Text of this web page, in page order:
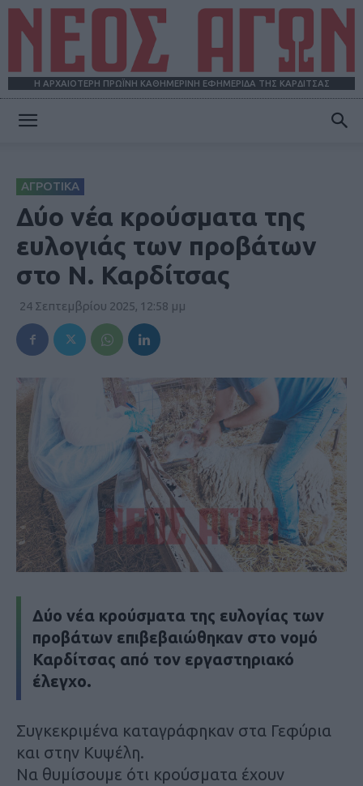
Η ΑΡΧΑΙΟΤΕΡΗ ΠΡΩΪΝΗ ΚΑΘΗΜΕΡΙΝΗ ΕΦΗΜΕΡΙΔΑ ΤΗΣ ΚΑΡΔΙΤΣΑΣ
ΑΓΡΟΤΙΚΑ
Δύο νέα κρούσματα της
ευλογιάς των προβάτων
στο Ν. Καρδίτσας
24 Σεπτεμβρίου 2025, 12:58 μμ
Δύο νέα κρούσματα της ευλογίας των
προβάτων επιβεβαιώθηκαν στο νομό
Καρδίτσας από τον εργαστηριακό
έλεγχο.
Συγκεκριμένα καταγράφηκαν στα Γεφύρια
και στην Κυψέλη.
Να θυμίσουμε ότι κρούσματα έχουν